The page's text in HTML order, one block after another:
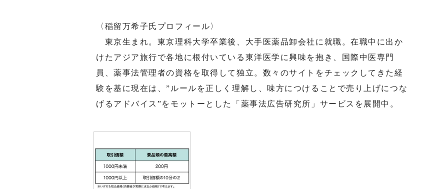
〈稲留万希子氏プロフィール〉
東京生まれ。東京理科大学卒業後、大手医薬品卸会社に就職。在職中に出か
けたアジア旅行で各地に根付いている東洋医学に興味を抱き、国際中医専門
員、薬事法管理者の資格を取得して独立。数々のサイトをチェックしてきた経
験を基に現在は、”ルールを正しく理解し、味方につけることで売り上げにつな
げるアドバイス”をモットーとした「薬事法広告研究所」サービスを展開中。